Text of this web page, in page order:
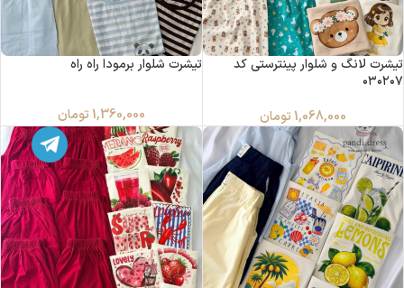
تیشرت لانگ و شلوار پینترستی کد
۰۳۰۲۰۷
1,068,000 تومان
تیشرت شلوار برمودا راه راه
1,360,000 تومان